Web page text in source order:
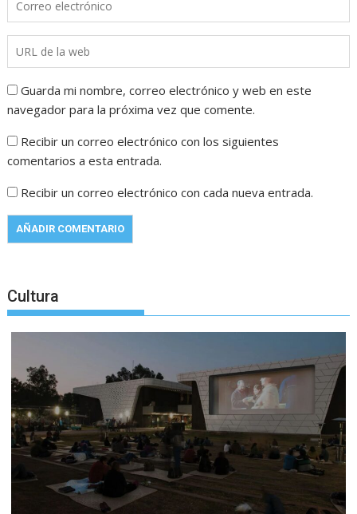
Guarda mi nombre, correo electrónico y web en este
navegador para la próxima vez que comente.
Recibir un correo electrónico con los siguientes
comentarios a esta entrada.
Recibir un correo electrónico con cada nueva entrada.
Cultura